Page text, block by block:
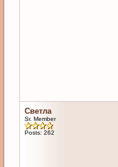
Светла
Sr. Member
Posts: 262